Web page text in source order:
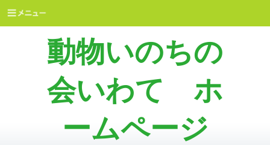
動物いのちの
会いわて ホ
ームページ